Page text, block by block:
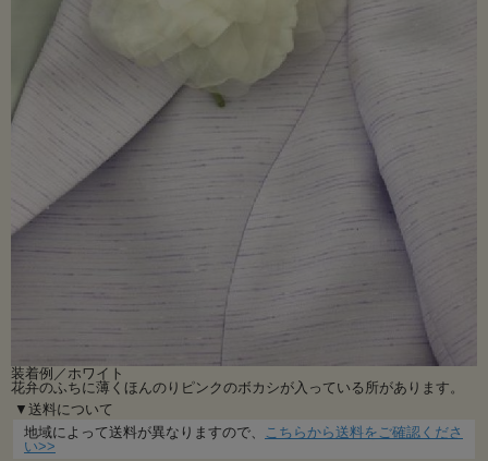
装着例／ホワイト
花弁のふちに薄くほんのりピンクのボカシが入っている所があります。
▼送料について
地域によって送料が異なりますので、
こちらから送料をご確認くださ
い>>